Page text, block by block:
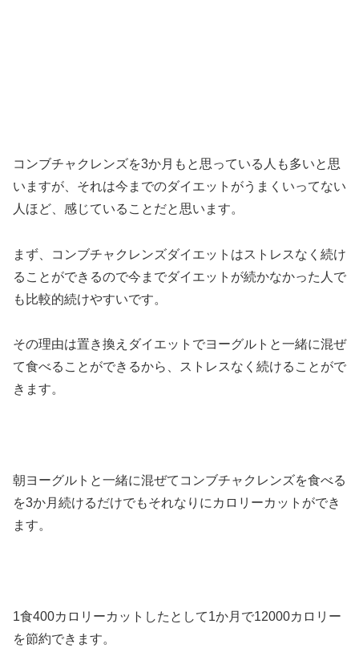
コンブチャクレンズを3か月もと思っている人も多いと思
いますが、それは今までのダイエットがうまくいってない
人ほど、感じていることだと思います。
まず、コンブチャクレンズダイエットはストレスなく続け
ることができるので今までダイエットが続かなかった人で
も比較的続けやすいです。
その理由は置き換えダイエットでヨーグルトと一緒に混ぜ
て食べることができるから、ストレスなく続けることがで
きます。
朝ヨーグルトと一緒に混ぜてコンブチャクレンズを食べる
を3か月続けるだけでもそれなりにカロリーカットができ
ます。
1食400カロリーカットしたとして1か月で12000カロリー
を節約できます。